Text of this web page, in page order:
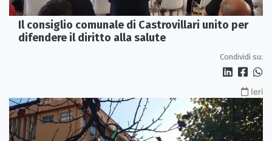
Il consiglio comunale di Castrovillari unito per
difendere il diritto alla salute
Condividi su:
Ieri